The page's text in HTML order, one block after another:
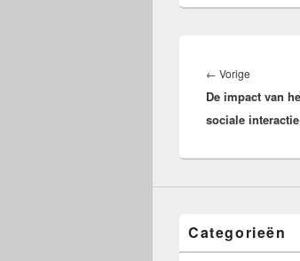
navigatie
← Vorige
bericht:
De impact van
sociale
Categorieën